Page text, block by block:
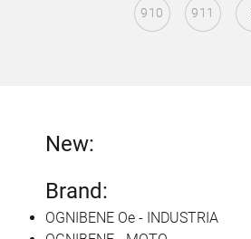
910 911
New:
Brand:
OGNIBENE Oe - INDUSTRIA